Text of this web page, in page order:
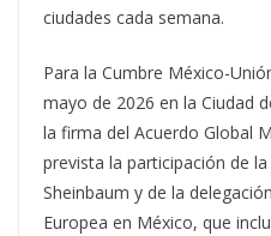
ciudades cada semana.
Para la Cumbre México-
mayo de 2026 en la Ciudad
la firma del Acuerdo Global
prevista la participación de
Sheinbaum y de la
Europea en México, que